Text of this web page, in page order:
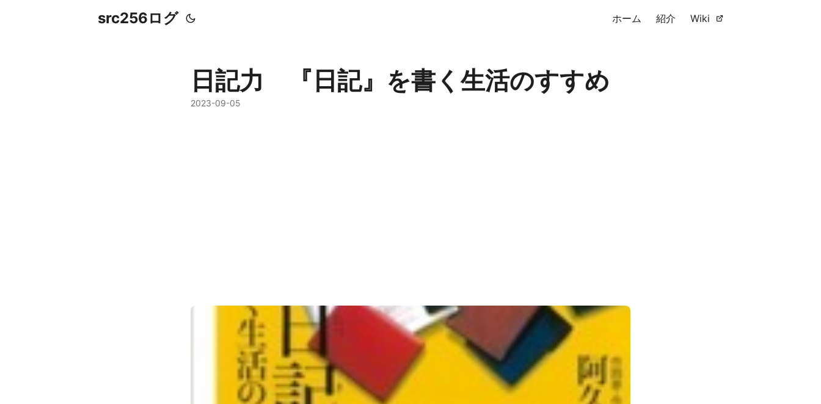
src256ログ ホーム 紹介 Wiki
日記力 『日記』を書く生活のすすめ
2023-09-05